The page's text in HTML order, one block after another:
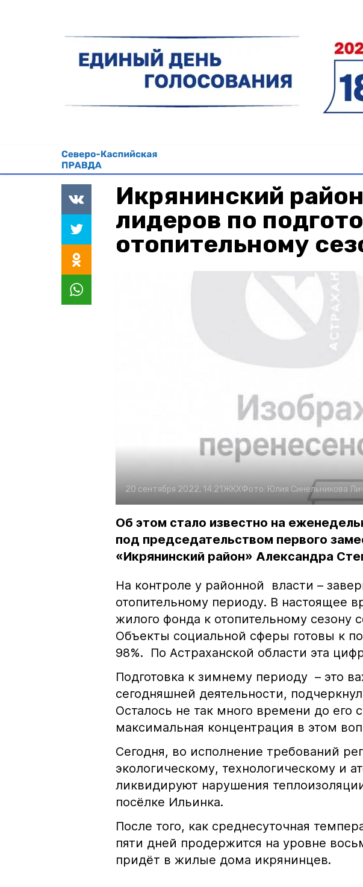
Икрянинский
лидеров по
отопительному
20 сентября 2022, 14:21ЖКХФото: Юлия Синельникова
Об этом стало известно на
под председательством первого
«Икрянинский район» Александра
На контроле у районной власти –
отопительному периоду. В настоящее
жилого фонда к отопительному сезону
Объекты социальной сферы готовы к
98%. По Астраханской области эта
Подготовка к зимнему периоду – это
сегодняшней деятельности,
Осталось не так много времени до его
максимальная концентрация в этом
Сегодня, во исполнение требований
экологическому, технологическому и
ликвидируют нарушения
посёлке Ильинка.
После того, как среднесуточная
пяти дней продержится на уровне
придёт в жилые дома икрянинцев.